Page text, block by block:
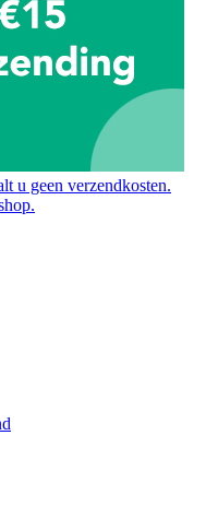
u geen verzendkosten.